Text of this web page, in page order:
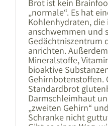
Brot ist kein
„normale“. Es hat
Kohlenhydraten,
anschwemmen und
Gedächtniszentrum
anrichten.
Mineralstoffe,
bioaktive
Gehirnbotenstoffen.
Standardbrot
Darmschleimhaut
„zweiten Gehirn“
Schranke nicht